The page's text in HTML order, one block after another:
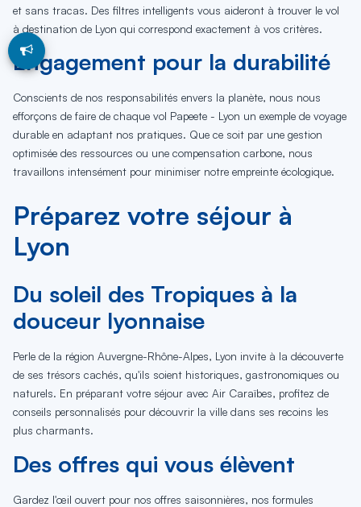
et sans tracas. Des filtres intelligents vous aideront à trouver le vol
à destination de Lyon qui correspond exactement à vos critères.
Engagement pour la durabilité
Conscients de nos responsabilités envers la planète, nous nous
efforçons de faire de chaque vol Papeete - Lyon un exemple de voyage
durable en adaptant nos pratiques. Que ce soit par une gestion
optimisée des ressources ou une compensation carbone, nous
travaillons intensément pour minimiser notre empreinte écologique.
Préparez votre séjour à
Lyon
Du soleil des Tropiques à la
douceur lyonnaise
Perle de la région Auvergne-Rhône-Alpes, Lyon invite à la découverte
de ses trésors cachés, qu'ils soient historiques, gastronomiques ou
naturels. En préparant votre séjour avec Air Caraïbes, profitez de
conseils personnalisés pour découvrir la ville dans ses recoins les
plus charmants.
Des offres qui vous élèvent
Gardez l'œil ouvert pour nos offres saisonnières, nos formules